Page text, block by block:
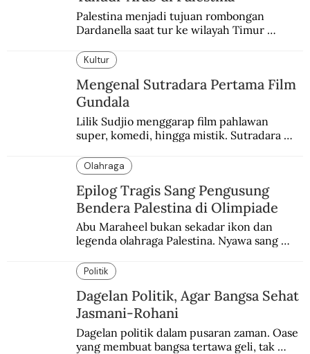
Palestina menjadi tujuan rombongan
Dardanella saat tur ke wilayah Timur
ketegangan antara orang Yahudi dan
penduduk Arab.
Kultur
Mengenal Sutradara Pertama Film
Gundala
Lilik Sudjio menggarap film pahlawan
super, komedi, hingga mistik. Sutradara
Olahraga
Epilog Tragis Sang Pengusung
Bendera Palestina di Olimpiade
Abu Maraheel bukan sekadar ikon dan
legenda olahraga Palestina. Nyawa sang
memblokade Rafah.
Politik
Dagelan Politik, Agar Bangsa Sehat
Jasmani-Rohani
Dagelan politik dalam pusaran zaman. Oase
yang membuat bangsa tertawa geli, tak